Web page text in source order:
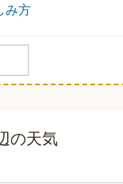
み方
の天気